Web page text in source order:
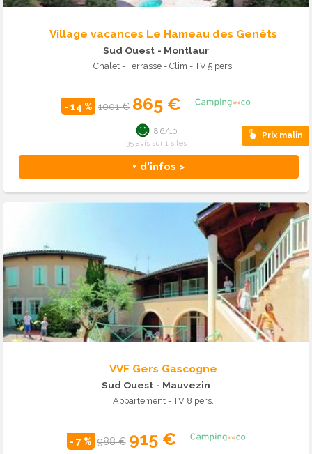
Village vacances Le Hameau des Genêts
Sud Ouest - Montlaur
Chalet - Terrasse - Clim - TV 5 pers.
- 14 % 1001 € 865 €
Prix malin
+ d'infos >
8.6/10
35 avis sur 1 sites
VVF Gers Gascogne
Sud Ouest - Mauvezin
Appartement - TV 8 pers.
- 7 % 988 € 915 €